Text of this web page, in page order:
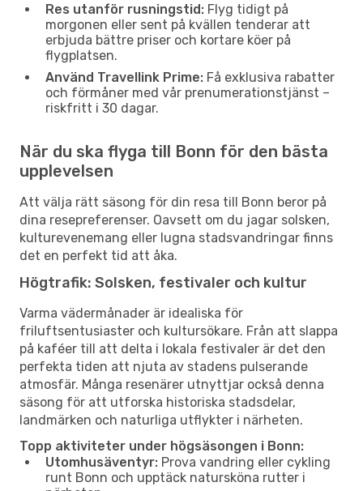
Res utanför rusningstid: Flyg tidigt på
morgonen eller sent på kvällen tenderar att
erbjuda bättre priser och kortare köer på
flygplatsen.
Använd Travellink Prime: Få exklusiva rabatter
och förmåner med vår prenumerationstjänst –
riskfritt i 30 dagar.
När du ska flyga till Bonn för den bästa
upplevelsen
Att välja rätt säsong för din resa till Bonn beror på
dina resepreferenser. Oavsett om du jagar solsken,
kulturevenemang eller lugna stadsvandringar finns
det en perfekt tid att åka.
Högtrafik: Solsken, festivaler och kultur
Varma vädermånader är idealiska för
friluftsentusiaster och kultursökare. Från att slappa
på kaféer till att delta i lokala festivaler är det den
perfekta tiden att njuta av stadens pulserande
atmosfär. Många resenärer utnyttjar också denna
säsong för att utforska historiska stadsdelar,
landmärken och naturliga utflykter i närheten.
Topp aktiviteter under högsäsongen i Bonn:
Utomhusäventyr: Prova vandring eller cykling
runt Bonn och upptäck natursköna rutter i